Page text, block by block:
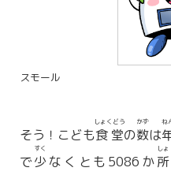
スモール
そう！こども食堂
しょくどう
の数
かず
は
ね
で少
すく
なくとも5086か所
しょ